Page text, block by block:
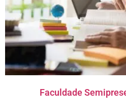
Faculdade